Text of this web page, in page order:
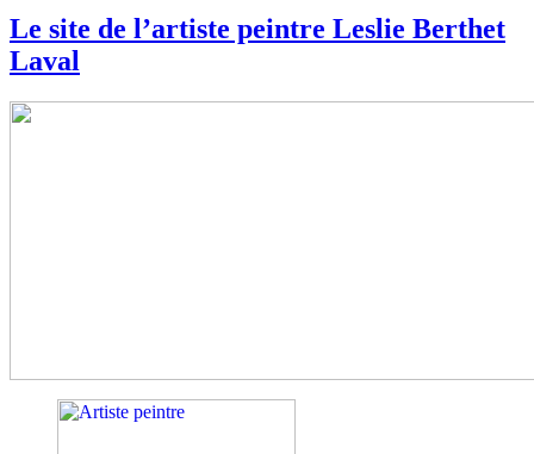
Le site de l’artiste peintre Leslie Berthet
Laval